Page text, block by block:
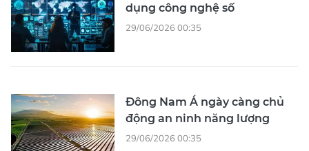
dụng công nghệ số
29/06/2026 00:35
Đông Nam Á ngày càng chủ
động an ninh năng lượng
29/06/2026 00:35